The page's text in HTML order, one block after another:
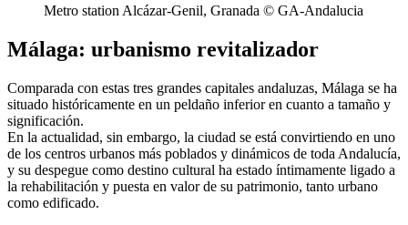
Metro station Alcázar-Genil, Granada © GA-Andalucia
Málaga: urbanismo revitalizador
Comparada con estas tres grandes capitales andaluzas, Málaga se ha
situado históricamente en un peldaño inferior en cuanto a tamaño y
significación.
En la actualidad, sin embargo, la ciudad se está convirtiendo en uno
de los centros urbanos más poblados y dinámicos de toda Andalucía,
y su despegue como destino cultural ha estado íntimamente ligado a
la rehabilitación y puesta en valor de su patrimonio, tanto urbano
como edificado.